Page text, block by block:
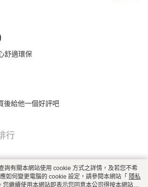
舒適環保
後給他一個好評吧
行
詢有關本網站使用 cookie 方式之詳情，及若您不希
如何變更電腦的 cookie 設定，請參閱本網站「 隱私
您繼續使用本網站即表示您同意本公司得按本網站使